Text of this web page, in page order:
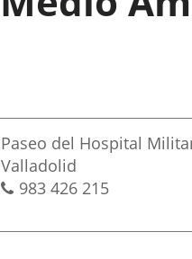
Postal
address
Paseo del Hospital
Valladolid
Phones
983 426 215